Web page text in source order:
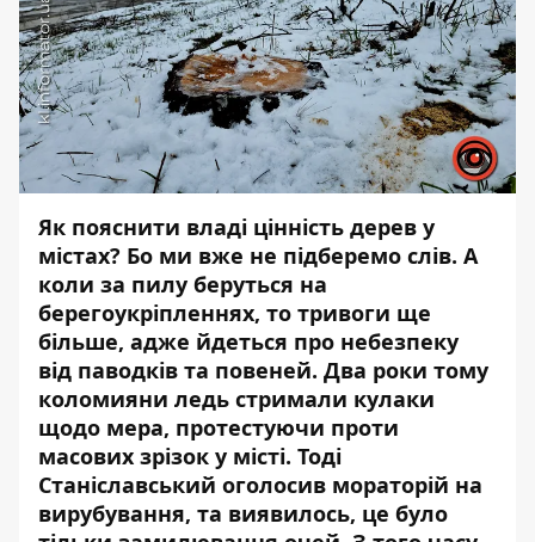
Як пояснити владі цінність дерев у
містах? Бо ми вже не підберемо слів. А
коли за пилу беруться на
берегоукріпленнях, то тривоги ще
більше, адже йдеться про небезпеку
від паводків та повеней. Два роки тому
коломияни ледь стримали кулаки
щодо мера, протестуючи проти
масових зрізок у місті. Тоді
Станіславський оголосив мораторій на
вирубування, та виявилось, це було